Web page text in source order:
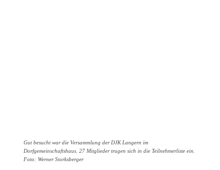
Gut besucht war die Versammlung der DJK Langern im
Dorfgemeinschaftshaus. 27 Mitglieder trugen sich in die Teilnehmerliste ein.
Foto: Werner Storksberger